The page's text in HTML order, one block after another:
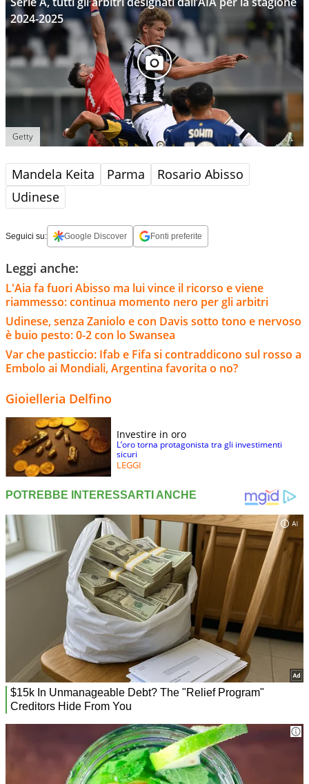
2024-2025
Getty
Mandela Keita Parma
Rosario Abisso
Udinese
Seguici su: Google Discover Fonti preferite
Leggi anche:
L'Aia fa fuori Abisso ma lui vince il ricorso e viene
riammesso: continua momento nero per gli arbitri
Udinese, senza Zaniolo e con Davis sotto tono e nervoso
è buio pesto: 0-2 con lo Swansea
Var che pasticcio: Ifab e Fifa si contraddicono sul rosso a
Embolo ai Mondiali, Argentina favorita o no?
Gioielleria Delfino
Investire in oro
L’oro torna protagonista tra gli investimenti
sicuri
LEGGI